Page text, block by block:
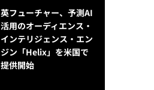
英フューチャー、予測AI
活用のオーディエンス・
インテリジェンス・エン
ジン「Helix」を米国で
提供開始